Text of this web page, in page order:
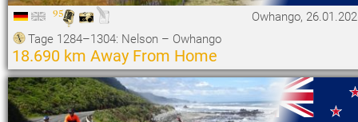
95
Owhango,
Tage 1284–1304: Nelson – Owhango
18.690 km Away From Home